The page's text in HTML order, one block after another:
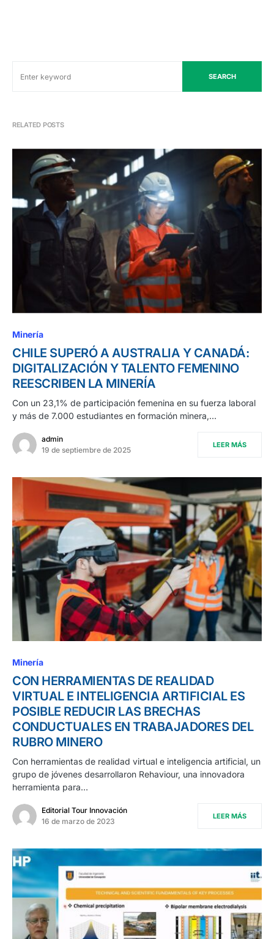
SEARCH
RELATED POSTS
Minería
CHILE SUPERÓ A AUSTRALIA Y CANADÁ:
DIGITALIZACIÓN Y TALENTO FEMENINO
REESCRIBEN LA MINERÍA
Con un 23,1% de participación femenina en su fuerza laboral
y más de 7.000 estudiantes en formación minera,…
admin
19 de septiembre de 2025
LEER MÁS
Minería
CON HERRAMIENTAS DE REALIDAD
VIRTUAL E INTELIGENCIA ARTIFICIAL ES
POSIBLE REDUCIR LAS BRECHAS
CONDUCTUALES EN TRABAJADORES DEL
RUBRO MINERO
Con herramientas de realidad virtual e inteligencia artificial, un
grupo de jóvenes desarrollaron Rehaviour, una innovadora
herramienta para…
Editorial Tour Innovación
16 de marzo de 2023
LEER MÁS